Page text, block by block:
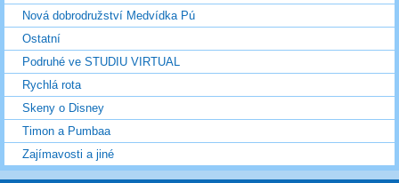
Nová dobrodružství Medvídka Pú
Ostatní
Podruhé ve STUDIU VIRTUAL
Rychlá rota
Skeny o Disney
Timon a Pumbaa
Zajímavosti a jiné